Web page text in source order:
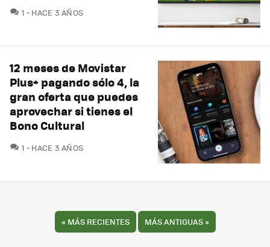
1 COMENTARIOS
HACE 3 AÑOS
12 meses de Movistar
Plus+ pagando sólo 4, la
gran oferta que puedes
aprovechar si tienes el
Bono Cultural
1 COMENTARIOS
HACE 3 AÑOS
« MÁS RECIENTES MÁS ANTIGUAS»